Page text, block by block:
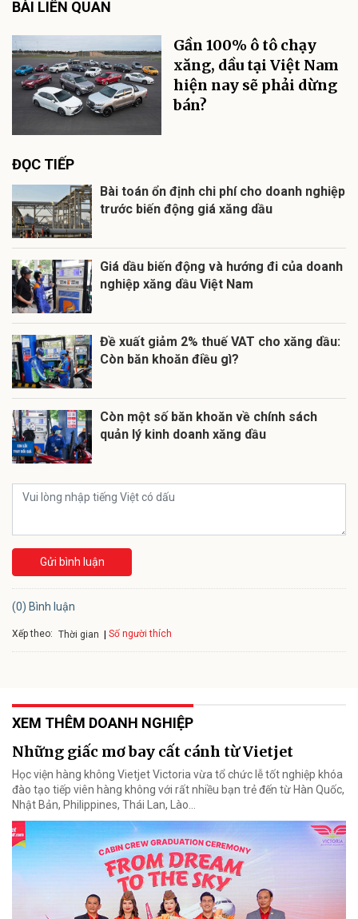
BÀI LIÊN QUAN
Gần 100% ô tô chạy
xăng, dầu tại Việt Nam
hiện nay sẽ phải dừng
bán?
ĐỌC TIẾP
Bài toán ổn định chi phí cho doanh nghiệp
trước biến động giá xăng dầu
Giá dầu biến động và hướng đi của doanh
nghiệp xăng dầu Việt Nam
Đề xuất giảm 2% thuế VAT cho xăng dầu:
Còn băn khoăn điều gì?
Còn một số băn khoăn về chính sách
quản lý kinh doanh xăng dầu
Gửi bình luận
(0) Bình luận
Xếp theo: Thời gian Số người thích
XEM THÊM DOANH NGHIỆP
Những giấc mơ bay cất cánh từ Vietjet
Học viện hàng không Vietjet Victoria vừa tổ chức lễ tốt nghiệp khóa
đào tạo tiếp viên hàng không với rất nhiều bạn trẻ đến từ Hàn Quốc,
Nhật Bản, Philippines, Thái Lan, Lào…